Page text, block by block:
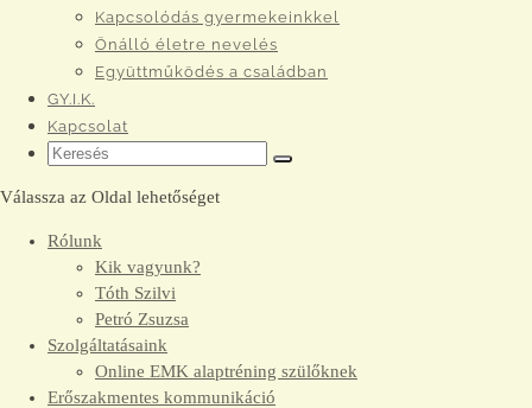
Kapcsolódás gyermekeinkkel
Önálló életre nevelés
Együttműködés a családban
GY.I.K.
Kapcsolat
Válassza az Oldal lehetőséget
Rólunk
Kik vagyunk?
Tóth Szilvi
Petró Zsuzsa
Szolgáltatásaink
Online EMK alaptréning szülőknek
Erőszakmentes kommunikáció